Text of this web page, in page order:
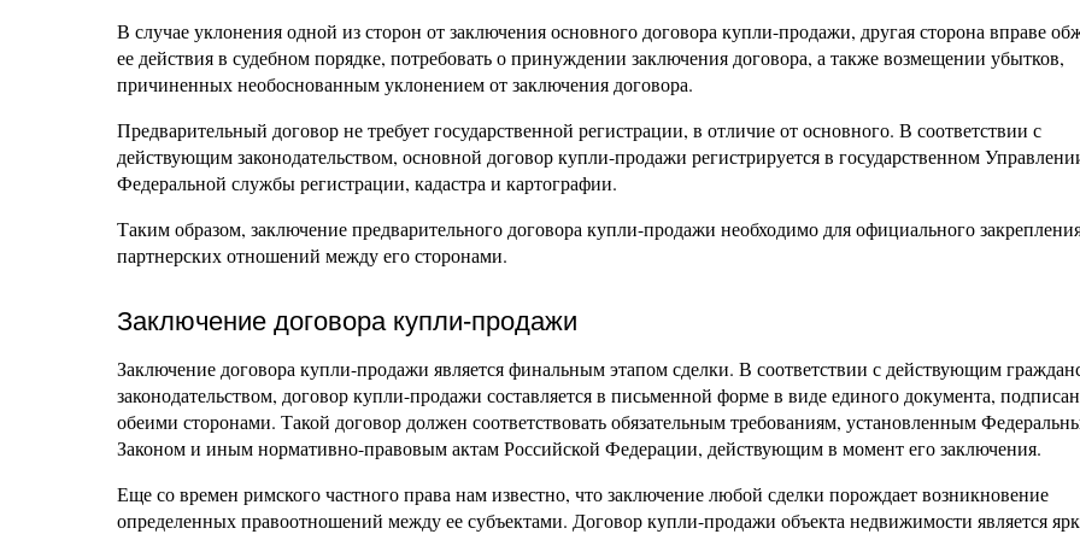
В случае уклонения одной из сторон от заключения основного договора купли-продажи, другая сторона вправе
ее действия в судебном порядке, потребовать о принуждении заключения договора, а также возмещении убытков,
причиненных необоснованным уклонением от заключения договора.
Предварительный договор не требует государственной регистрации, в отличие от основного. В соответствии с
действующим законодательством, основной договор купли-продажи регистрируется в государственном
Федеральной службы регистрации, кадастра и картографии.
Таким образом, заключение предварительного договора купли-продажи необходимо для официального
партнерских отношений между его сторонами.
Заключение договора купли-продажи
Заключение договора купли-продажи является финальным этапом сделки. В соответствии с действующим
законодательством, договор купли-продажи составляется в письменной форме в виде единого документа,
обеими сторонами. Такой договор должен соответствовать обязательным требованиям, установленным
Законом и иным нормативно-правовым актам Российской Федерации, действующим в момент его заключения.
Еще со времен римского частного права нам известно, что заключение любой сделки порождает возникновение
определенных правоотношений между ее субъектами. Договор купли-продажи объекта недвижимости является